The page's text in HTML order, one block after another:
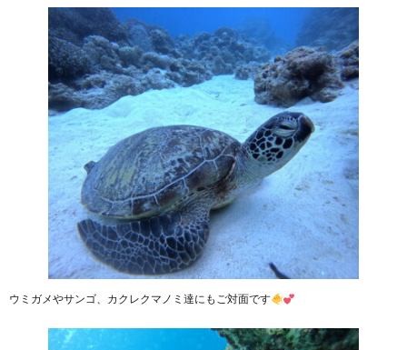
ウミガメやサンゴ、カクレクマノミ達にもご対面です